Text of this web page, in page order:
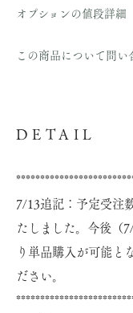
オプションの値段詳細
この商品について問い
DETAIL
7/13追記：予定受注
たしました。今後（
り単品購入が可能と
ださい。